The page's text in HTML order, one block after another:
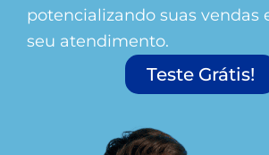
potencializando suas vendas
seu atendimento.
Teste Grátis!